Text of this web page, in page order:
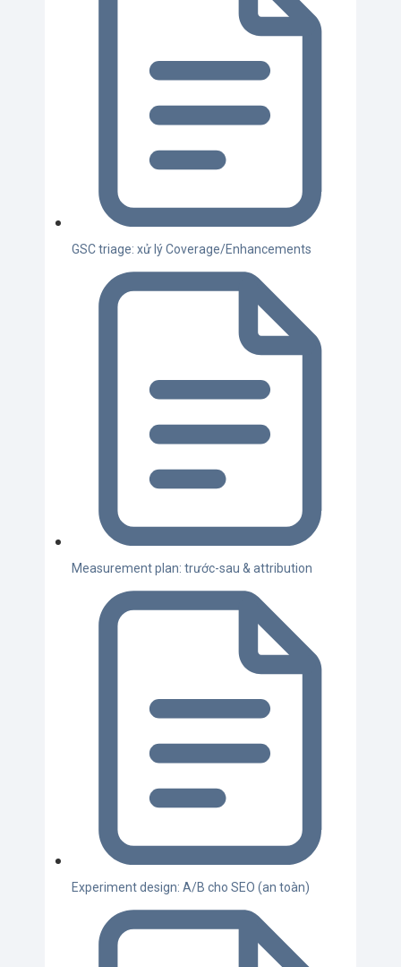
GSC triage: xử lý Coverage/Enhancements
Measurement plan: trước-sau & attribution
Experiment design: A/B cho SEO (an toàn)